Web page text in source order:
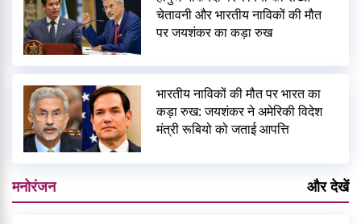
चेतावनी और भारतीय नाविकों की मौत
पर जयशंकर का कड़ा रुख
भारतीय नाविकों की मौत पर भारत का
कड़ा रुख: जयशंकर ने अमेरिकी विदेश
मंत्री रूबियो को जताई आपत्ति
मनोरंजन और देखें